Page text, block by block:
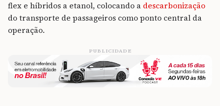
flex e híbridos a etanol, colocando a descarbonização
do transporte de passageiros como ponto central da
operação.
PUBLICIDADE